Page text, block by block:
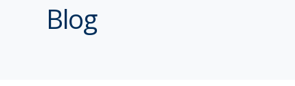
Blog